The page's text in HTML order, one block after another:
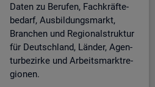
Daten zu Be­ru­fen, Fach­kräf­te­
be­darf, Aus­bil­dungs­markt,
Bran­chen und Re­gio­nal­struk­tur
für Deutsch­land, Län­der, Agen­
tur­be­zir­ke und Ar­beits­markt­re­
gio­nen.